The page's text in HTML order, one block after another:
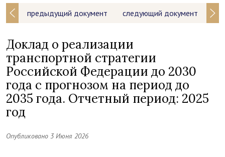
предыдущий документ следующий документ
Доклад о реализации
транспортной стратегии
Российской Федерации до 2030
года с прогнозом на период до
2035 года. Отчетный период: 2025
год
Опубликовано 3 Июня 2026